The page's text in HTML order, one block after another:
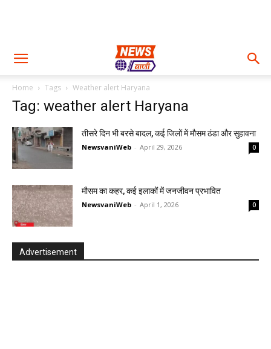
Home Tags Weather alert Haryana
Tag: weather alert Haryana
तीसरे दिन भी बरसे बादल, कई जिलों में मौसम ठंडा और सुहावना
NewsvaniWeb - April 29, 2026 0
मौसम का कहर, कई इलाकों में जनजीवन प्रभावित
NewsvaniWeb - April 1, 2026 0
Advertisement